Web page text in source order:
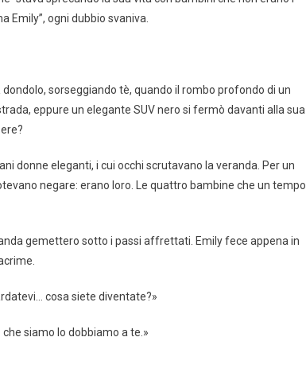
Emily”, ogni dubbio svaniva.
sorseggiando tè, quando il rombo profondo di un
eppure un elegante SUV nero si fermò davanti alla sua
donne eleganti, i cui occhi scrutavano la veranda. Per un
negare: erano loro. Le quattro bambine che un tempo
gemettero sotto i passi affrettati. Emily fece appena in
cosa siete diventate?»
siamo lo dobbiamo a te.»